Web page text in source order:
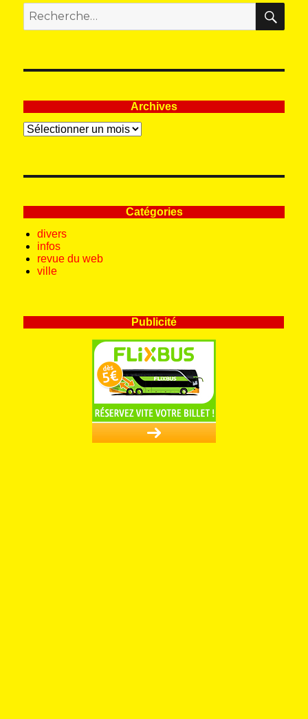
Recherche
pour
:
Archives
Archives
Catégories
divers
infos
revue du web
ville